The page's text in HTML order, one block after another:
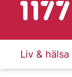
Till startsidan
Liv & hälsa